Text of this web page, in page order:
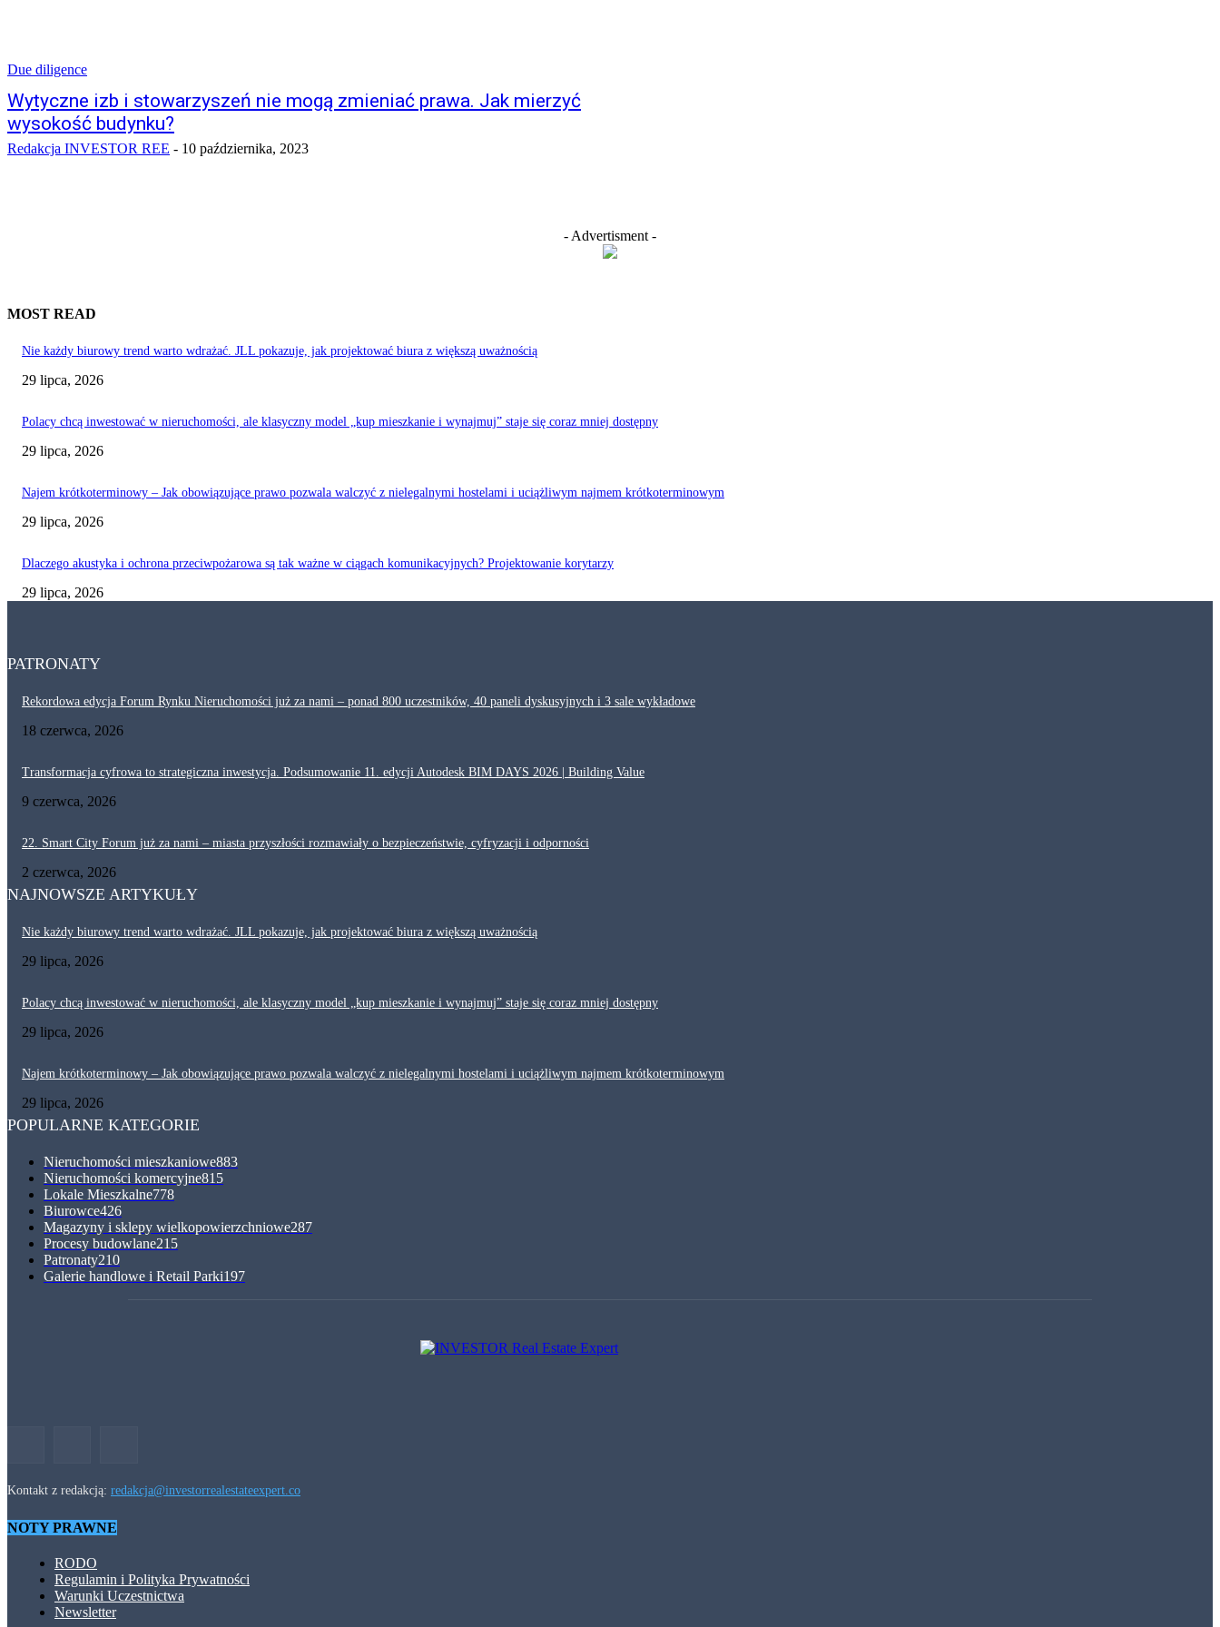
Due diligence
Wytyczne izb i stowarzyszeń nie mogą zmieniać prawa. Jak mierzyć
wysokość budynku?
Redakcja INVESTOR REE - 10 października, 2023
- Advertisment -
MOST READ
Nie każdy biurowy trend warto wdrażać. JLL pokazuje, jak projektować biura z większą uważnością
29 lipca, 2026
Polacy chcą inwestować w nieruchomości, ale klasyczny model „kup mieszkanie i wynajmuj” staje się coraz mniej dostępny
29 lipca, 2026
Najem krótkoterminowy – Jak obowiązujące prawo pozwala walczyć z nielegalnymi hostelami i uciążliwym najmem krótkoterminowym
29 lipca, 2026
Dlaczego akustyka i ochrona przeciwpożarowa są tak ważne w ciągach komunikacyjnych? Projektowanie korytarzy
29 lipca, 2026
PATRONATY
Rekordowa edycja Forum Rynku Nieruchomości już za nami – ponad 800 uczestników, 40 paneli dyskusyjnych i 3 sale wykładowe
18 czerwca, 2026
Transformacja cyfrowa to strategiczna inwestycja. Podsumowanie 11. edycji Autodesk BIM DAYS 2026 | Building Value
9 czerwca, 2026
22. Smart City Forum już za nami – miasta przyszłości rozmawiały o bezpieczeństwie, cyfryzacji i odporności
2 czerwca, 2026
NAJNOWSZE ARTYKUŁY
Nie każdy biurowy trend warto wdrażać. JLL pokazuje, jak projektować biura z większą uważnością
29 lipca, 2026
Polacy chcą inwestować w nieruchomości, ale klasyczny model „kup mieszkanie i wynajmuj” staje się coraz mniej dostępny
29 lipca, 2026
Najem krótkoterminowy – Jak obowiązujące prawo pozwala walczyć z nielegalnymi hostelami i uciążliwym najmem krótkoterminowym
29 lipca, 2026
POPULARNE KATEGORIE
Nieruchomości mieszkaniowe883
Nieruchomości komercyjne815
Lokale Mieszkalne778
Biurowce426
Magazyny i sklepy wielkopowierzchniowe287
Procesy budowlane215
Patronaty210
Galerie handlowe i Retail Parki197
Kontakt z redakcją: redakcja@investorrealestateexpert.co
NOTY PRAWNE
RODO
Regulamin i Polityka Prywatności
Warunki Uczestnictwa
Newsletter